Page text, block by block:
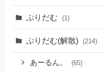
ぷりだむ (1)
ぷりだむ(解散) (214)
あーるん。 (65)